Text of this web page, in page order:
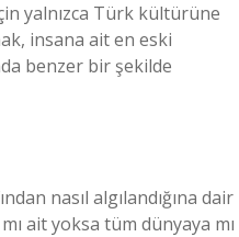
yalnızca Türk kültürüne
insana ait en eski
benzer bir şekilde
nasıl algılandığına dair
ait yoksa tüm dünyaya mı